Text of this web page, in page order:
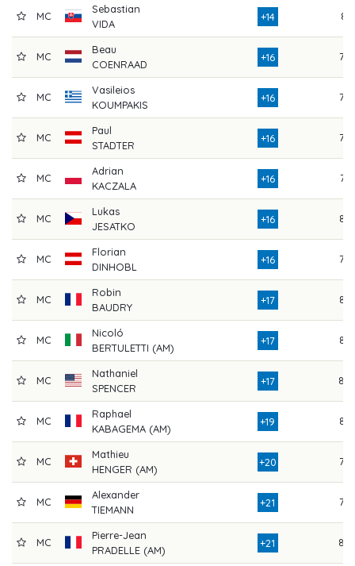
MC
Sebastian
VIDA
+14 81
MC
Beau
COENRAAD
+16 78
MC
Vasileios
KOUMPAKIS
+16 78
MC
Paul
STADTER
+16 79
MC
Adrian
KACZALA
+16 77
MC
Lukas
JESATKO
+16 86
MC
Florian
DINHOBL
+16 78
MC
Robin
BAUDRY
+17 82
MC
Nicoló
BERTULETTI (AM)
+17 85
MC
Nathaniel
SPENCER
+17 80
MC
Raphael
KABAGEMA (AM)
+19 83
MC
Mathieu
HENGER (AM)
+20 79
MC
Alexander
TIEMANN
+21 78
MC
Pierre-Jean
PRADELLE (AM)
+21 80